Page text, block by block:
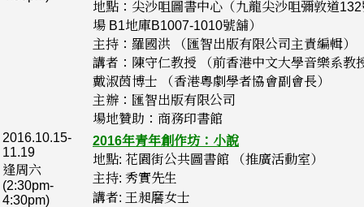
地點：尖沙咀圖書中心（九龍尖沙咀彌敦道
場 B1地庫B1007-1010號舖）
主持：羅國洪 （匯智出版有限公司主責編輯）
講者：陳守仁教授 （前香港中文大學音樂系教
戴淑茵博士 （香港粵劇學者協會副會長）
主辦：匯智出版有限公司
場地贊助：商務印書館
2016.10.15-
11.19
逢周六
(2:30pm-
4:30pm)
2016年青年創作坊：小說
地點: 花園街公共圖書館 （推廣活動室）
主持: 秀實先生
講者: 王昶黁女士